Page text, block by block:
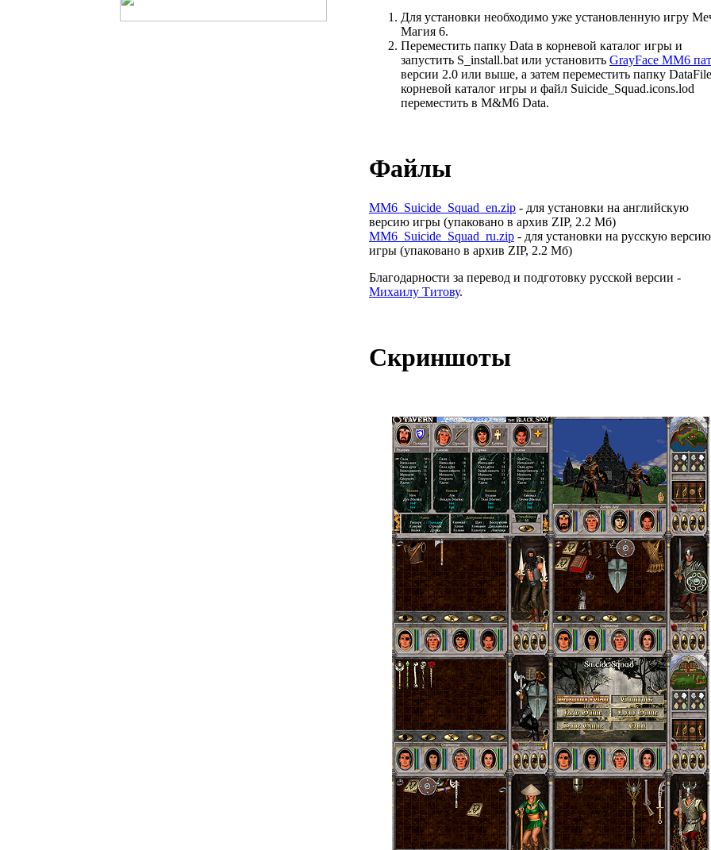
Для установки необходимо уже установленную игру
Магия 6.
Переместить папку Data в корневой каталог игры и
запустить S_install.bat или установить GrayFace ММ6
версии 2.0 или выше, а затем переместить папку
корневой каталог игры и файл Suicide_Squad.icons.lod
переместить в M&M6 Data.
Файлы
MM6_Suicide_Squad_en.zip - для установки на английскую
версию игры (упаковано в архив ZIP, 2.2 Мб)
MM6_Suicide_Squad_ru.zip - для установки на русскую версию
игры (упаковано в архив ZIP, 2.2 Мб)
Благодарности за перевод и подготовку русской версии -
Михаилу Титову.
Скриншоты